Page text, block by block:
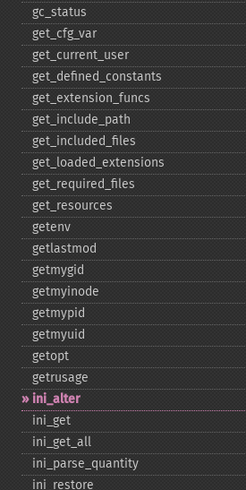
gc_​status
get_​cfg_​var
get_​current_​user
get_​defined_​constants
get_​extension_​funcs
get_​include_​path
get_​included_​files
get_​loaded_​extensions
get_​required_​files
get_​resources
getenv
getlastmod
getmygid
getmyinode
getmypid
getmyuid
getopt
getrusage
ini_​alter
ini_​get
ini_​get_​all
ini_​parse_​quantity
ini_​restore